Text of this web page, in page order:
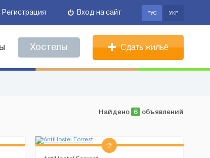
Регистрация Вход на сайт РУС УКР
Хостелы Сдать жильё
Найдено 6 объявлений